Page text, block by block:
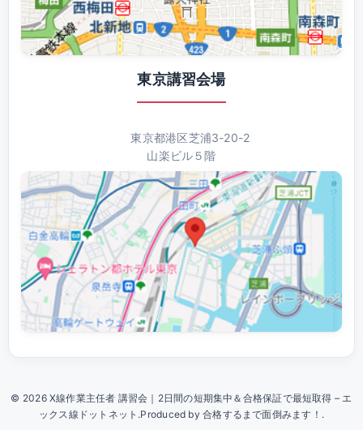
東京講習会場
東京都港区芝浦3-20-2
山楽ビル５階
© 2026 X線作業主任者 講習会｜2日間の短期集中＆合格保証で最短取得 – エ
ックス線ドットネット.Produced by 合格するまで面倒みます！.